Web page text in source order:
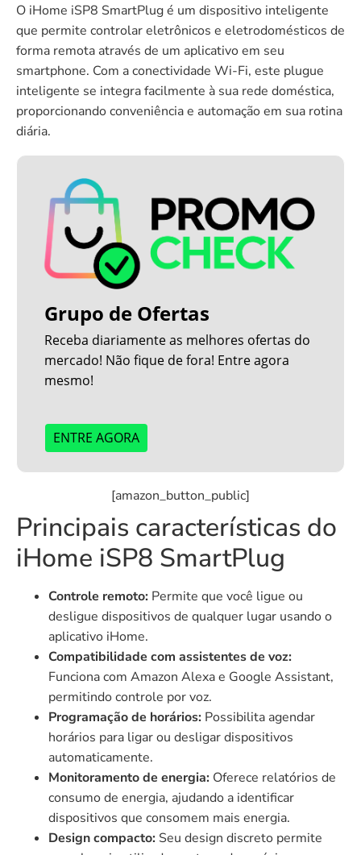
O iHome iSP8 SmartPlug é um dispositivo inteligente
que permite controlar eletrônicos e eletrodomésticos de
forma remota através de um aplicativo em seu
smartphone. Com a conectividade Wi-Fi, este plugue
inteligente se integra facilmente à sua rede doméstica,
proporcionando conveniência e automação em sua rotina
diária.
Grupo de Ofertas
Receba diariamente as melhores ofertas do
mercado! Não fique de fora! Entre agora
mesmo!
ENTRE AGORA
[amazon_button_public]
Principais características do
iHome iSP8 SmartPlug
Controle remoto: Permite que você ligue ou
desligue dispositivos de qualquer lugar usando o
aplicativo iHome.
Compatibilidade com assistentes de voz:
Funciona com Amazon Alexa e Google Assistant,
permitindo controle por voz.
Programação de horários: Possibilita agendar
horários para ligar ou desligar dispositivos
automaticamente.
Monitoramento de energia: Oferece relatórios de
consumo de energia, ajudando a identificar
dispositivos que consomem mais energia.
Design compacto: Seu design discreto permite